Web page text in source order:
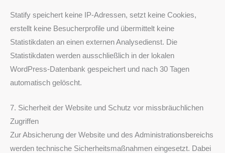
Statify speichert keine IP-Adressen, setzt keine Cookies,
erstellt keine Besucherprofile und übermittelt keine
Statistikdaten an einen externen Analysedienst. Die
Statistikdaten werden ausschließlich in der lokalen
WordPress-Datenbank gespeichert und nach 30 Tagen
automatisch gelöscht.
7. Sicherheit der Website und Schutz vor missbräuchlichen
Zugriffen
Zur Absicherung der Website und des Administrationsbereichs
werden technische Sicherheitsmaßnahmen eingesetzt. Dabei